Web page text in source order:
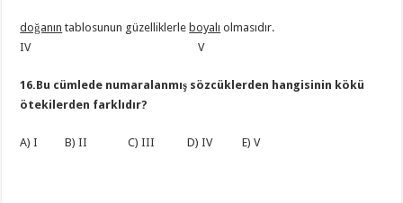
doğanın tablosunun güzelliklerle boyalı olmasıdır.
IV V
16.Bu cümlede numaralanmış sözcüklerden hangisinin kökü
ötekilerden farklıdır?
A) I B) II C) III D) IV E) V